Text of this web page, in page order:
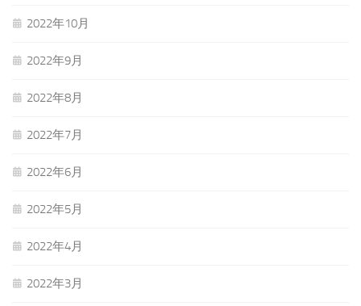
2022年10月
2022年9月
2022年8月
2022年7月
2022年6月
2022年5月
2022年4月
2022年3月